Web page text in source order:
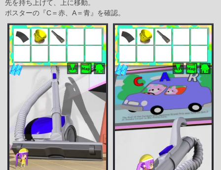
先を持ち上げて、上に移動。
ポスターの『C＝赤、A＝青』を確認。